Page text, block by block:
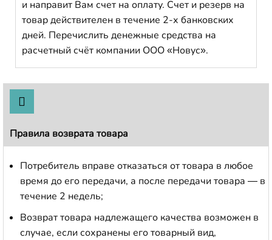
и направит Вам счет на оплату. Счет и резерв на
товар действителен в течение 2-х банковских
дней. Перечислить денежные средства на
расчетный счёт компании ООО «Новус».
Правила возврата товара
Потребитель вправе отказаться от товара в любое
время до его передачи, а после передачи товара — в
течение 2 недель;
Возврат товара надлежащего качества возможен в
случае, если сохранены его товарный вид,